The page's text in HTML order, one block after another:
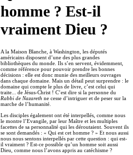
homme ? Est-il
vraiment Dieu ?
A la Maison Blanche, à Washington, les députés
américains disposent d’une des plus grandes
bibliothèques du monde. Ils s’en servent, évidemment,
comme référence pour pouvoir prendre les bonnes
décisions : elle est donc munie des meilleurs ouvrages
dans chaque domaine. Mais un détail peut surprendre : le
domaine qui compte le plus de livre, c’est celui qui
traite... de Jésus-Christ ! C’est dire si la personne du
Rabbi de Nazareth ne cesse d’intriguer et de peser sur la
marche de l’humanité.
Les disciples également ont été interpellés, comme nous
le montre l’Evangile, par leur Maître et les multiples
facettes de sa personnalité qui les déroutaient. Souvent ils
se sont demandés : « Qui est cet homme ? » Et nous aussi
nous nous sentons interpellés par cette question : qui est-
il vraiment ? Est-ce possible qu’un homme soit aussi
Dieu, comme nous l’avons appris au catéchisme ?